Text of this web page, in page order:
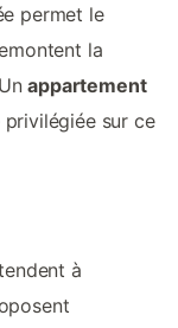
permet le
la
appartement
sur ce
à